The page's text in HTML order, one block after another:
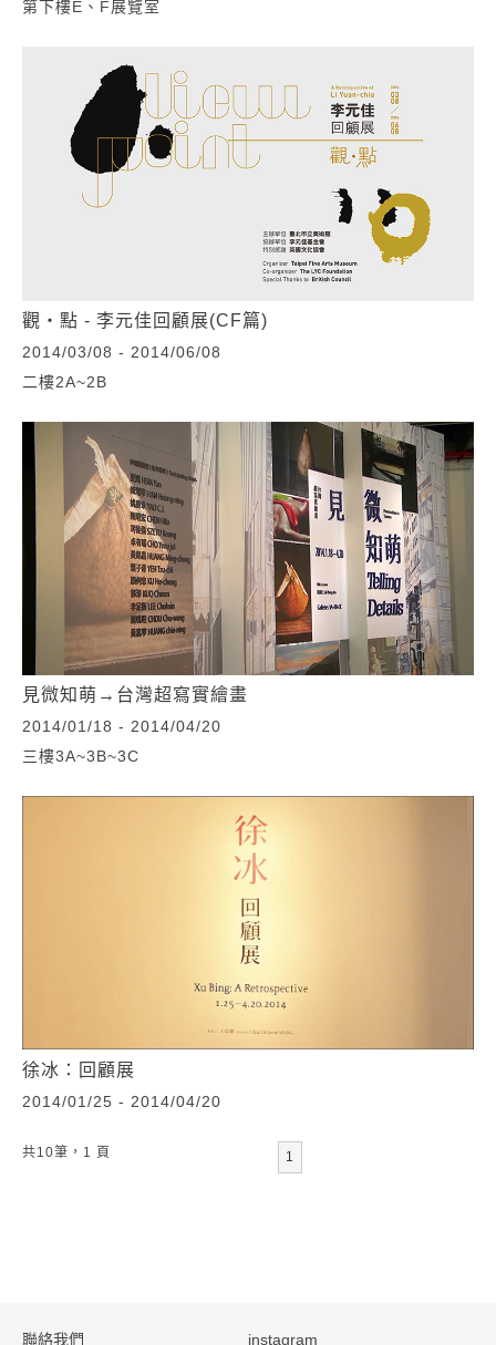
第下樓E、F展覽室
觀‧點 - 李元佳回顧展(CF篇)
2014/03/08 - 2014/06/08
二樓2A~2B
見微知萌→台灣超寫實繪畫
2014/01/18 - 2014/04/20
三樓3A~3B~3C
徐冰：回顧展
2014/01/25 - 2014/04/20
1
共10筆，1 頁
聯絡我們
instagram